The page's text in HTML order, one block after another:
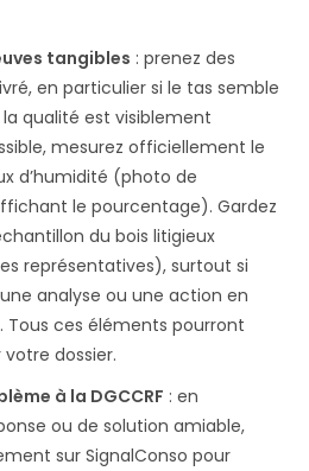
tangibles : prenez des
en particulier si le tas semble
qualité est visiblement
mesurez officiellement le
d’humidité (photo de
le pourcentage). Gardez
du bois litigieux
représentatives), surtout si
analyse ou une action en
Tous ces éléments pourront
dossier.
à la DGCCRF : en
ou de solution amiable,
sur SignalConso pour